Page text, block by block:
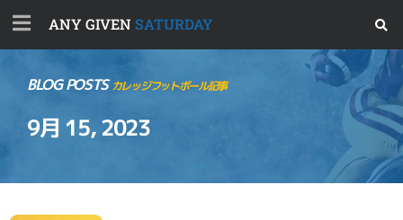
ANY GIVEN SATURDAY
BLOG POSTSカレッジフットボール記事
9月 15, 2023